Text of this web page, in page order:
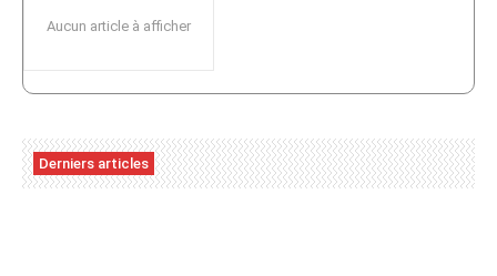
Aucun article à afficher
Derniers articles